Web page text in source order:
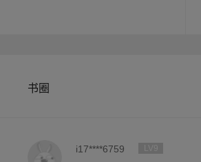
书圈
i17****6759